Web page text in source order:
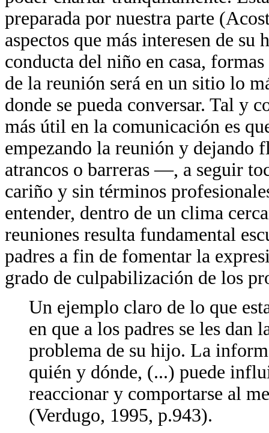
preparada por nuestra parte
aspectos que más interesen de
conducta del niño en casa,
de la reunión será en un sitio lo
donde se pueda conversar. Tal y
más útil en la comunicación es
empezando la reunión y dejando
atrancos o barreras —, a seguir
cariño y sin términos
entender, dentro de un clima
reuniones resulta fundamental
padres a fin de fomentar la
grado de culpabilización de los
Un ejemplo claro de lo que
en que a los padres se les dan
problema de su hijo. La
quién y dónde, (...) puede
reaccionar y comportarse al
(Verdugo, 1995, p.943).